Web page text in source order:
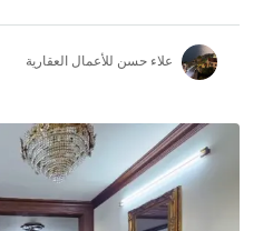
علاء حسن للأعمال العقارية